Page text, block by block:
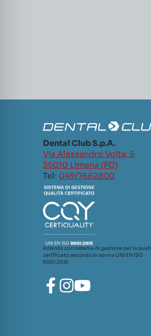
Dental Club S.p.A.
Via Alessandro Volta, 5
35010 Limena (PD)
Tel: 049/7662800
Azienda con sistema di gestione per la
certificato secondo la norma UNI EN ISO
9001:2015